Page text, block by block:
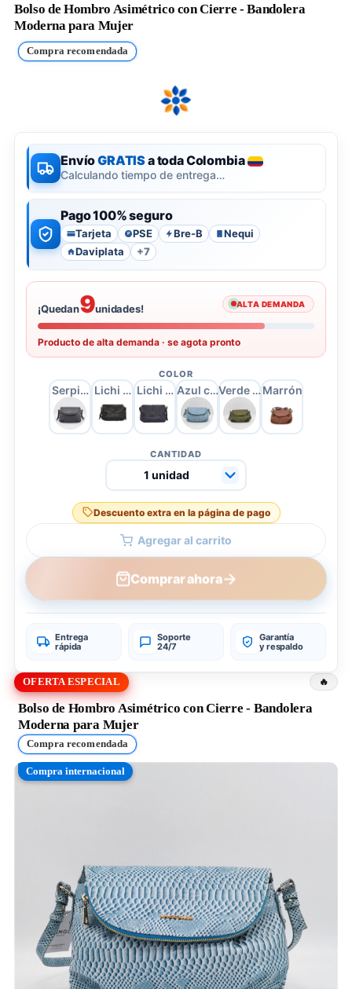
Bolso de Hombro Asimétrico con Cierre - Bandolera
Moderna para Mujer
Compra recomendada
EnvíoGRATISa toda Colombia
Calculando tiempo de entrega…
Pago 100% seguro
Tarjeta P PSE Bre-B
Nequi
Daviplata
+7
¡Quedan9unidades! ALTA DEMANDA
Producto de alta demanda · se agota pronto
COLOR
Serpiente Negra
Lichi negroLichi azul oscuro
Azul cieloVerde militar
Marrón
CANTIDAD
Descuento extra en la página de pago
Agregar al carrito
Comprar ahora→
Entrega
rápida
Soporte
24/7
Garantía
y respaldo
OFERTA ESPECIAL
Bolso de Hombro Asimétrico con Cierre - Bandolera
Moderna para Mujer
Compra recomendada
Compra internacional